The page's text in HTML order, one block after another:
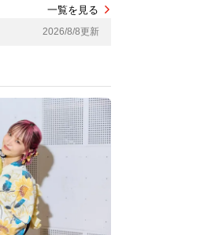
一覧を見る
2026/8/8更新